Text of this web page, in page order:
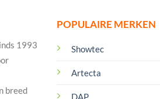
1993
breed
POPULAIRE MERKEN
Showtec
Artecta
DAP